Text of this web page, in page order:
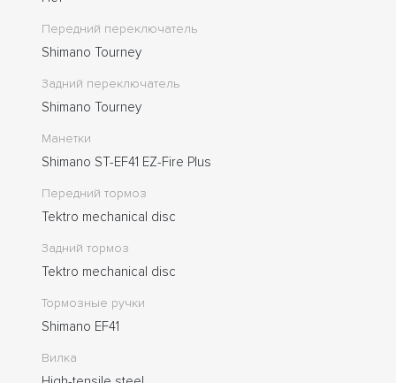
Передний переключатель
Shimano Tourney
Задний переключатель
Shimano Tourney
Манетки
Shimano ST-EF41 EZ-Fire Plus
Передний тормоз
Tektro mechanical disc
Задний тормоз
Tektro mechanical disc
Тормозные ручки
Shimano EF41
Вилка